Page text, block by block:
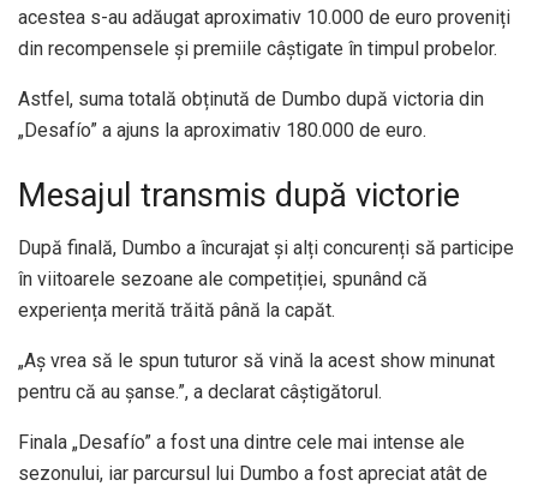
acestea s-au adăugat aproximativ 10.000 de euro proveniți
din recompensele și premiile câștigate în timpul probelor.
Astfel, suma totală obținută de Dumbo după victoria din
„Desafío” a ajuns la aproximativ 180.000 de euro.
Mesajul transmis după victorie
După finală, Dumbo a încurajat și alți concurenți să participe
în viitoarele sezoane ale competiției, spunând că
experiența merită trăită până la capăt.
„Aș vrea să le spun tuturor să vină la acest show minunat
pentru că au șanse.”, a declarat câștigătorul.
Finala „Desafío” a fost una dintre cele mai intense ale
sezonului, iar parcursul lui Dumbo a fost apreciat atât de